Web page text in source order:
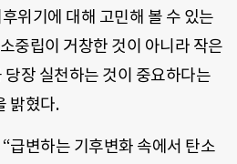
위기에 대해 고민해 볼 수 있는
중립이 거창한 것이 아니라 작은
장 실천하는 것이 중요하다는
밝혔다.
급변하는 기후변화 속에서 탄소